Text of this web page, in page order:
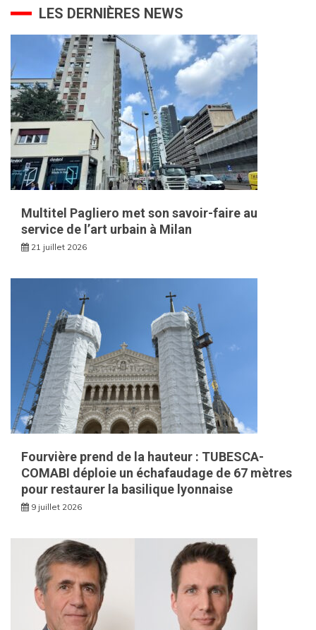
LES DERNIÈRES NEWS
Multitel Pagliero met son savoir-faire au
service de l’art urbain à Milan
21 juillet 2026
Fourvière prend de la hauteur : TUBESCA-
COMABI déploie un échafaudage de 67 mètres
pour restaurer la basilique lyonnaise
9 juillet 2026